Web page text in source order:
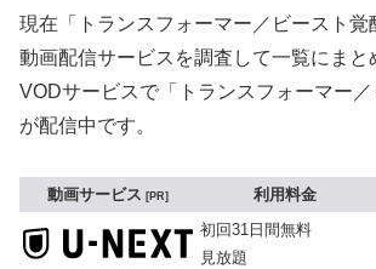
現在「トランスフォーマー／ビースト覚
動画配信サービスを調査して一覧にまと
VODサービスで「トランスフォーマー／
が配信中です。
動画サービス PR 利用料金
初回31日間無料
見放題